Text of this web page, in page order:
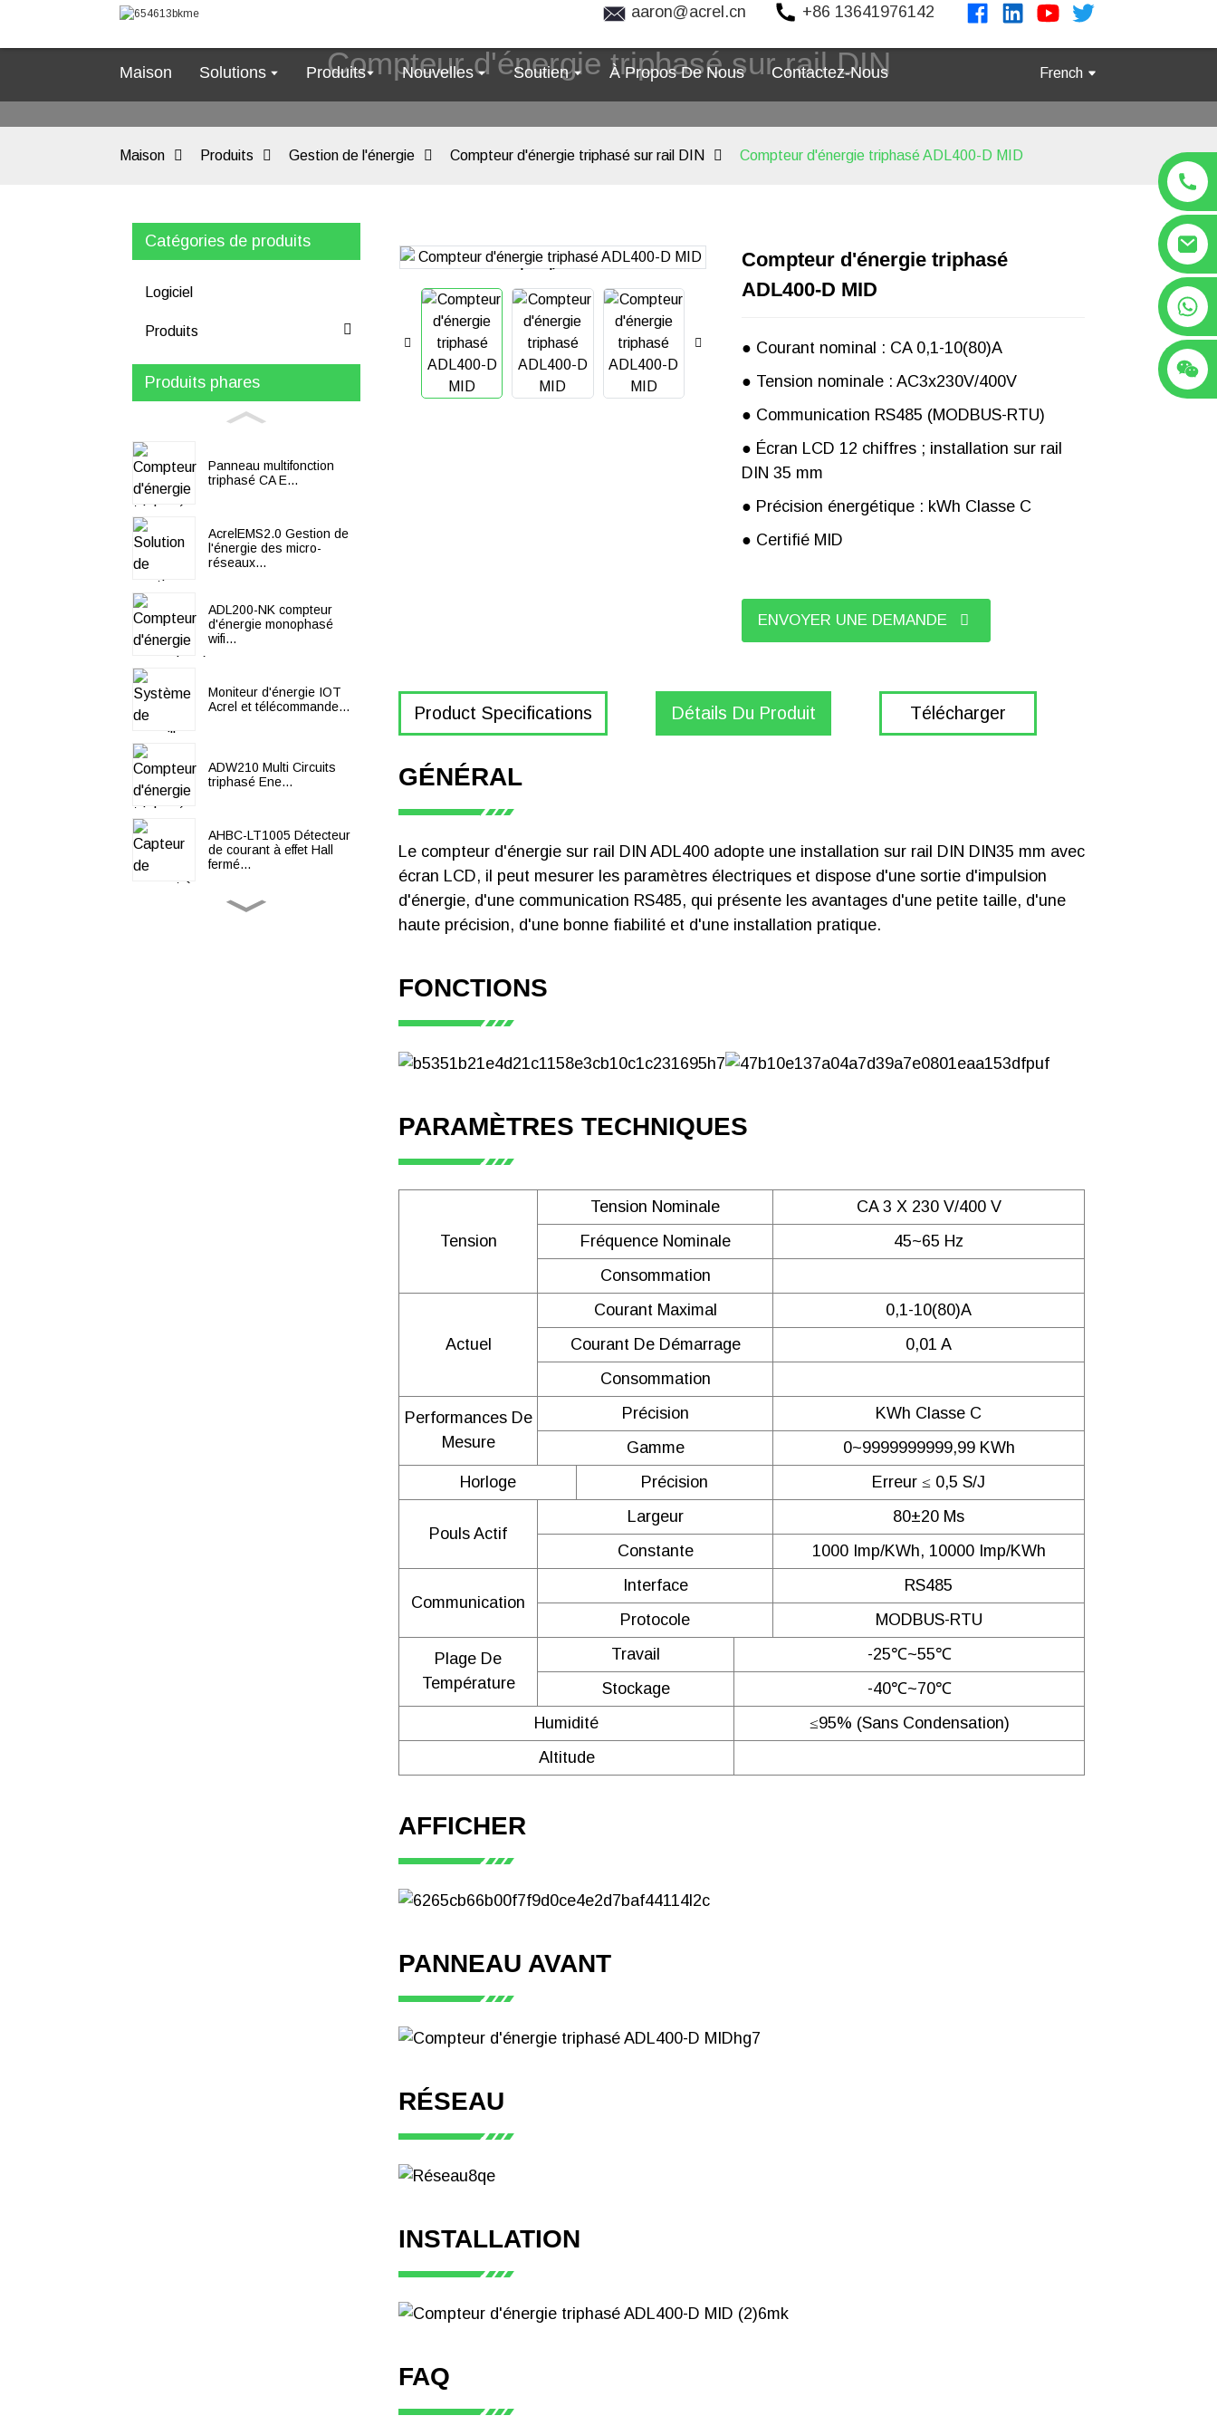
aaron@acrel.cn +86 13641976142
Maison Solutions Produits Nouvelles Soutien À Propos De Nous Contactez-Nous French
Compteur d'énergie triphasé sur rail DIN
Maison Produits Gestion de l'énergie Compteur d'énergie triphasé sur rail DIN Compteur d'énergie triphasé ADL400-D MID
Catégories de produits
Logiciel
Produits
Produits phares
Panneau multifonction
triphasé CA E...
AcrelEMS2.0 Gestion de
l'énergie des micro-
réseaux...
ADL200-NK compteur
d'énergie monophasé
wifi...
Moniteur d'énergie IOT
Acrel et télécommande...
ADW210 Multi Circuits
triphasé Ene...
AHBC-LT1005 Détecteur
de courant à effet Hall
fermé...
Loading...
Loading... Loading...
Loading...
Compteur d'énergie triphasé
ADL400-D MID
● Courant nominal : CA 0,1-10(80)A
● Tension nominale : AC3x230V/400V
● Communication RS485 (MODBUS-RTU)
● Écran LCD 12 chiffres ; installation sur rail
DIN 35 mm
● Précision énergétique : kWh Classe C
● Certifié MID
ENVOYER UNE DEMANDE
Product Specifications Détails Du Produit Télécharger
ADL400
Mesure : U, I, P, Q, S, PF, F2~31ST Harmonique de
tension et de courant Sortie d'impulsion : Sortie
d'impulsion active
GÉNÉRAL
Le compteur d'énergie sur rail DIN ADL400 adopte une installation sur rail DIN DIN35 mm avec
écran LCD, il peut mesurer les paramètres électriques et dispose d'une sortie d'impulsion
d'énergie, d'une communication RS485, qui présente les avantages d'une petite taille, d'une
haute précision, d'une bonne fiabilité et d'une installation pratique.
FONCTIONS
PARAMÈTRES TECHNIQUES
Tension
Tension Nominale
CA 3 X 230 V/400 V
Fréquence Nominale
45~65 Hz
Consommation
Actuel
Courant Maximal
0,1-10(80)A
Courant De Démarrage
0,01 A
Consommation
Performances De
Mesure
Précision
KWh Classe C
Gamme
0~9999999999,99 KWh
Horloge
Précision Erreur ≤ 0,5 S/j
Pouls Actif
Largeur
80±20 Ms
Constante
1000 Imp/kWh, 10000 Imp/kWh
Communication
Interface
RS485
Protocole
MODBUS-RTU
Plage De
Température
Travail
-25℃~55℃
Stockage
-40℃~70℃
Humidité
≤95% (sans Condensation)
Altitude
AFFICHER
PANNEAU AVANT
RÉSEAU
INSTALLATION
FAQ
Compteur d'électricité intelligent
Compteur d'électricité intelligent
MID
Instructions d'installation du
compteur électrique intelligent
triphasé Acrel ADL400 V1.3
Télécharger
Compteur d'électricité intelligent
triphasé Acrel ADL400, certifié
Télécharger
Compteur d'électricité intelligent
triphasé Acrel ADL400, certificat
UKCA-LVD
Télécharger